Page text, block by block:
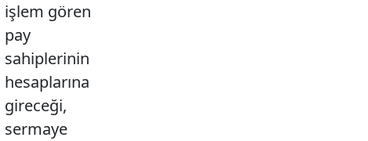
işlem gören
pay
sahiplerinin
hesaplarına
gireceği,
sermaye